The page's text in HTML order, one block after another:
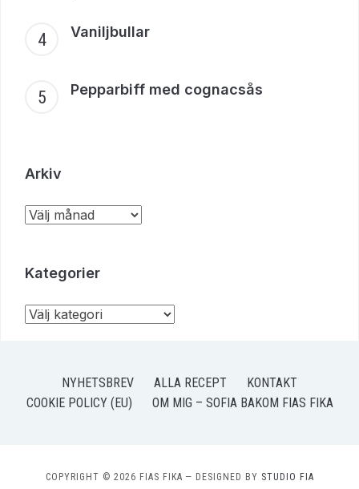
Vaniljbullar
Pepparbiff med cognacsås
Arkiv
Kategorier
NYHETSBREV ALLA RECEPT
KONTAKT
COOKIE POLICY (EU)
OM MIG – SOFIA BAKOM FIAS FIKA
COPYRIGHT © 2026 FIAS FIKA — DESIGNED BY STUDIO FIA